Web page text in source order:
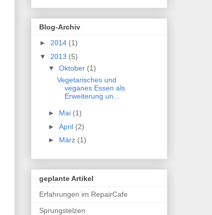
Blog-Archiv
► 2014 (1)
▼ 2013 (5)
▼ Oktober (1)
Vegetarisches und
veganes Essen als
Erweiterung un...
► Mai (1)
► April (2)
► März (1)
geplante Artikel
Erfahrungen im RepairCafe
Sprungstelzen